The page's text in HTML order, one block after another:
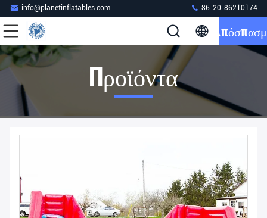
info@planetinflatables.com 86-20-86210174
Προϊόντα